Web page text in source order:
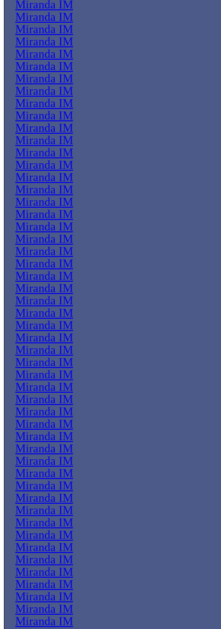
Miranda IM
Miranda IM
Miranda IM
Miranda IM
Miranda IM
Miranda IM
Miranda IM
Miranda IM
Miranda IM
Miranda IM
Miranda IM
Miranda IM
Miranda IM
Miranda IM
Miranda IM
Miranda IM
Miranda IM
Miranda IM
Miranda IM
Miranda IM
Miranda IM
Miranda IM
Miranda IM
Miranda IM
Miranda IM
Miranda IM
Miranda IM
Miranda IM
Miranda IM
Miranda IM
Miranda IM
Miranda IM
Miranda IM
Miranda IM
Miranda IM
Miranda IM
Miranda IM
Miranda IM
Miranda IM
Miranda IM
Miranda IM
Miranda IM
Miranda IM
Miranda IM
Miranda IM
Miranda IM
Miranda IM
Miranda IM
Miranda IM
Miranda IM
Miranda IM